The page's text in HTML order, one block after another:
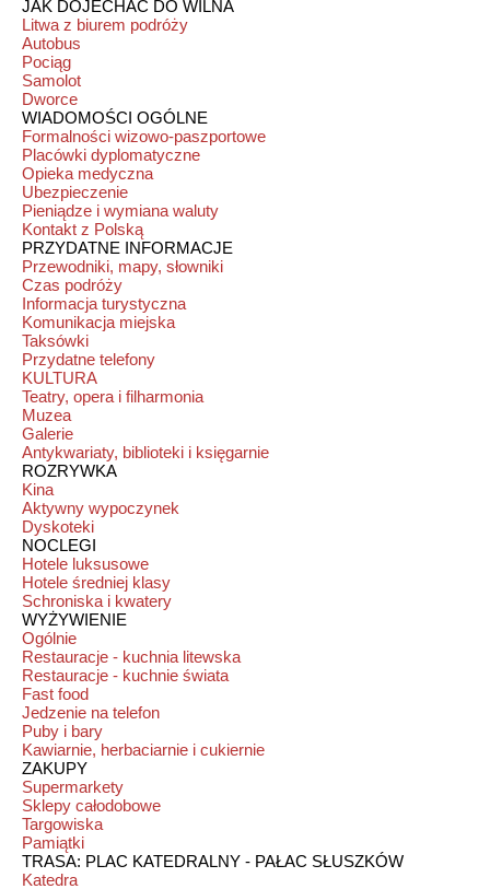
JAK DOJECHAĆ DO WILNA
Litwa z biurem podróży
Autobus
Pociąg
Samolot
Dworce
WIADOMOŚCI OGÓLNE
Formalności wizowo-paszportowe
Placówki dyplomatyczne
Opieka medyczna
Ubezpieczenie
Pieniądze i wymiana waluty
Kontakt z Polską
PRZYDATNE INFORMACJE
Przewodniki, mapy, słowniki
Czas podróży
Informacja turystyczna
Komunikacja miejska
Taksówki
Przydatne telefony
KULTURA
Teatry, opera i filharmonia
Muzea
Galerie
Antykwariaty, biblioteki i księgarnie
ROZRYWKA
Kina
Aktywny wypoczynek
Dyskoteki
NOCLEGI
Hotele luksusowe
Hotele średniej klasy
Schroniska i kwatery
WYŻYWIENIE
Ogólnie
Restauracje - kuchnia litewska
Restauracje - kuchnie świata
Fast food
Jedzenie na telefon
Puby i bary
Kawiarnie, herbaciarnie i cukiernie
ZAKUPY
Supermarkety
Sklepy całodobowe
Targowiska
Pamiątki
TRASA: PLAC KATEDRALNY - PAŁAC SŁUSZKÓW
Katedra